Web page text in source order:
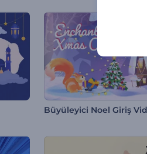
Büyüleyici Noel Giriş